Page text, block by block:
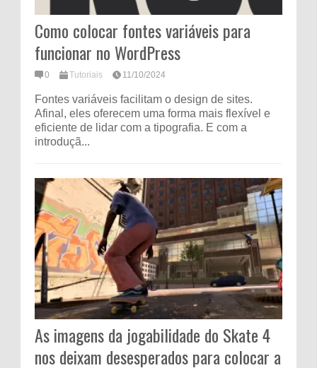
Como colocar fontes variáveis ​​para
funcionar no WordPress
0 Tutoriais 11/10/2024
Fontes variáveis ​​facilitam o design de sites.
Afinal, eles oferecem uma forma mais flexível e
eficiente de lidar com a tipografia. E com a
introduçã...
As imagens da jogabilidade do Skate 4
nos deixam desesperados para colocar a